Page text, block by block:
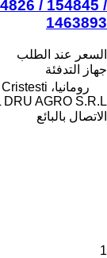
/ 154845 /
1463893
السعر عند الطلب
جهاز التدفئة
رومانيا، Cristesti
DRU AGRO S.R.L.
الاتصال بالبائع
1